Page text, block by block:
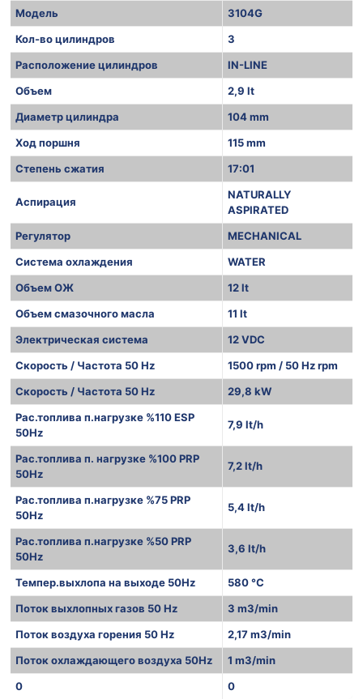
Модель
3104G
Кол-во цилиндров
3
Расположение цилиндров
IN-LINE
Объем
2,9 lt
Диаметр цилиндра
104 mm
Ход поршня
115 mm
Степень сжатия
17:01
Аспирация
NATURALLY
ASPIRATED
Регулятор
MECHANICAL
Система охлаждения
WATER
Объем ОЖ
12 lt
Объем смазочного масла
11 lt
Электрическая система
12 VDC
Скорость / Частота 50 Hz
1500 rpm / 50 Hz rpm
Скорость / Частота 50 Hz
29,8 kW
Рас.топлива п.нагрузке %110 ESP
50Hz
7,9 lt/h
Рас.топлива п. нагрузке %100 PRP
50Hz
7,2 lt/h
Рас.топлива п.нагрузке %75 PRP
50Hz
5,4 lt/h
Рас.топлива п.нагрузке %50 PRP
50Hz
3,6 lt/h
Темпер.выхлопа на выходе 50Hz
580 °C
Поток выхлопных газов 50 Hz
3 m3/min
Поток воздуха горения 50 Hz
2,17 m3/min
Поток охлаждающего воздуха 50Hz
1 m3/min
0
0